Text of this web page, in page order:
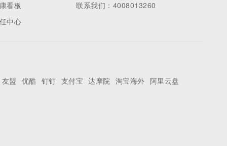
看板
中心
联系我们：4008013260
友盟 优酷 钉钉 支付宝 达摩院 淘宝海外 阿里云盘